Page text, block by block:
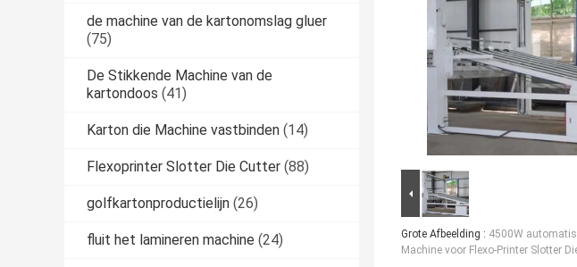
de machine van de kartonomslag gluer
(75)
De Stikkende Machine van de
kartondoos (41)
Karton die Machine vastbinden (14)
Flexoprinter Slotter Die Cutter (88)
golfkartonproductielijn (26)
fluit het lamineren machine (24) Grote Afbeelding : 4500W
Machine voor Flexo-Printer Slotter